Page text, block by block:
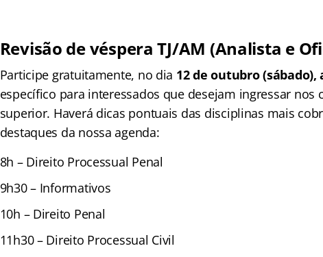
Revisão de véspera TJ/AM (Analista e
Participe gratuitamente, no dia 12 de outubro
específico para interessados que desejam ingressar nos
superior. Haverá dicas pontuais das disciplinas mais
destaques da nossa agenda:
8h – Direito Processual Penal
9h30 – Informativos
10h – Direito Penal
11h30 – Direito Processual Civil